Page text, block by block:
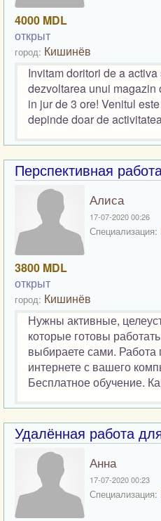
4000 MDL
открыт
город: Кишинёв
Invitam doritori de a
dezvoltarea unui
in jur de 3 ore! Venitul
depinde doar de
Перспективная
Алиса
17-07-2020 00:26
Специализация:
3800 MDL
открыт
город: Кишинёв
Нужны активные,
которые готовы
выбираете сами. Работа
интернете с вашего
Бесплатное обучение.
Удалённая работа
Анна
17-07-2020 00:23
Специализация: